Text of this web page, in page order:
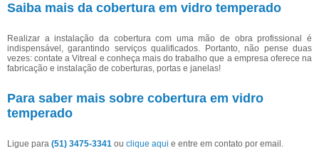
Saiba mais da cobertura em vidro temperado
Realizar a instalação da cobertura com uma mão de obra profissional é
indispensável, garantindo serviços qualificados. Portanto, não pense duas
vezes: contate a Vitreal e conheça mais do trabalho que a empresa oferece na
fabricação e instalação de coberturas, portas e janelas!
Para saber mais sobre cobertura em vidro
temperado
Ligue para (51) 3475-3341 ou clique aqui e entre em contato por email.